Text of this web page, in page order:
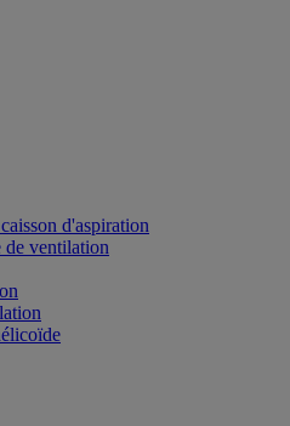
d'aspiration
de ventilation